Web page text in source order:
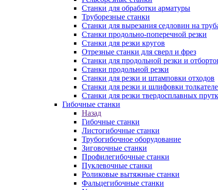
Станки для обработки арматуры
Труборезные станки
Станки для вырезания седловин на
Станки продольно-поперечной резки
Станки для резки кругов
Отрезные станки для сверл и фрез
Станки для продольной резки и
Станки продольной резки
Станки для резки и штамповки отходов
Станки для резки и шлифовки
Станки для резки твердосплавных
Гибочные станки
Назад
Гибочные станки
Листогибочные станки
Трубогибочное оборудование
Зиговочные станки
Профилегибочные станки
Пуклевочные станки
Роликовые вытяжные станки
Фальцегибочные станки